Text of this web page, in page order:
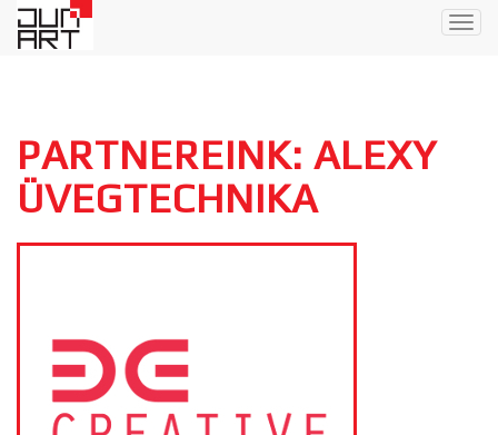
PARTNEREINK: ALEXY
ÜVEGTECHNIKA